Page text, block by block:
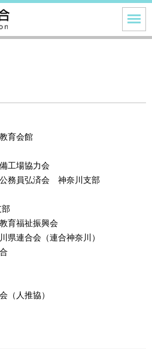
育会館
工場協力会
公務員弘済会 神奈川支部
部
育福祉振興会
県連合会（連合神奈川）
（人推協）